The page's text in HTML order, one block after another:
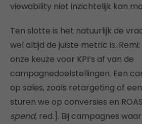
viewability niet inzichtelijk kan
Ten slotte is het natuurlijk de
wel altijd de juiste metric is.
onze keuze voor KPI’s af van de
campagnedoelstellingen. Een
op sales, zoals retargeting of
sturen we op conversies en ROAS [
spend, red.]. Bij campagnes